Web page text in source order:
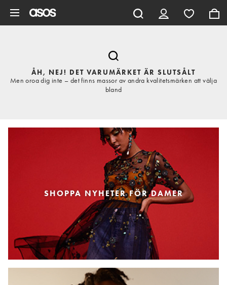
ÅH, NEJ! DET VARUMÄRKET ÄR SLUTSÅLT
Men oroa dig inte – det finns massor av andra kvalitetsmärken att välja
bland
SHOPPA NYHETER FÖR DAMER